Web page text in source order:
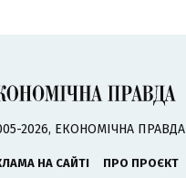
2026, ЕКОНОМІЧНА ПРАВДА
НА САЙТІ
ПРО ПРОЄКТ